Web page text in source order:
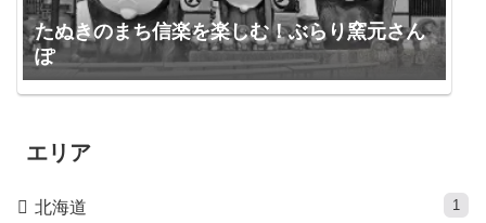
たぬきのまち信楽を楽しむ！ぶらり窯元さん
ぽ
エリア
北海道 1